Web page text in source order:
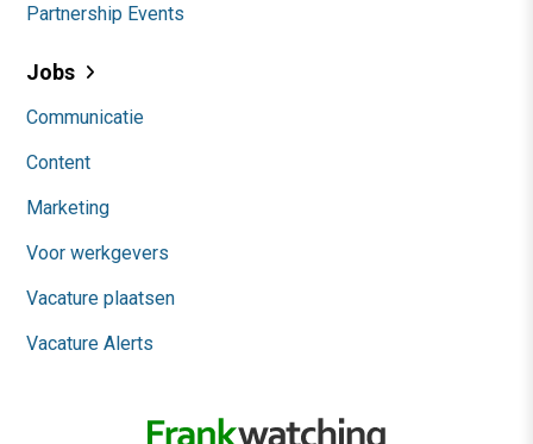
Partnership Events
Jobs
Communicatie
Content
Marketing
Voor werkgevers
Vacature plaatsen
Vacature Alerts